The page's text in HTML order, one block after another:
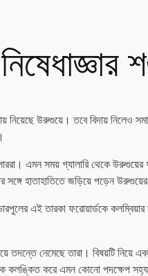
নিয়েছে উরুগুয়ে। তবে বিদায় নিলেও
এমন সময় গ্যালারি থেকে উরুগুয়ের
সঙ্গে হাতাহাতিতে জড়িয়ে পড়েন
এই তারকা ফরোয়ার্ডকে কলম্বিয়ার
তদন্তে নেমেছে তারা। বিষয়টি
কলঙ্কিত করে এমন কোনো পদক্ষেপ